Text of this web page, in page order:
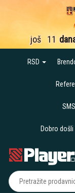
još 11
RSD
Dobro došli